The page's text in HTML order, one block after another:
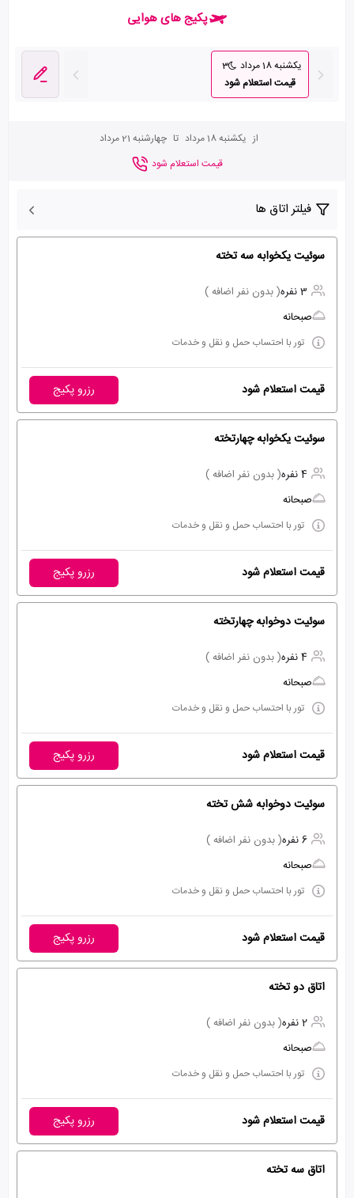
پکیج های هوایی
یکشنبه 18 مرداد
3
قیمت استعلام شود
از یکشنبه 18 مرداد تا چهارشنبه 21 مرداد
قیمت استعلام شود
فیلتر اتاق ها
سوئیت یکخوابه سه تخته
3 نفره
( بدون نفر اضافه )
صبحانه
تور با احتساب حمل و نقل و خدمات
قیمت استعلام شود رزرو پکیج
سوئیت یکخوابه چهارتخته
4 نفره
( بدون نفر اضافه )
صبحانه
تور با احتساب حمل و نقل و خدمات
قیمت استعلام شود رزرو پکیج
سوئیت دوخوابه چهارتخته
4 نفره
( بدون نفر اضافه )
صبحانه
تور با احتساب حمل و نقل و خدمات
قیمت استعلام شود رزرو پکیج
سوئیت دوخوابه شش تخته
6 نفره
( بدون نفر اضافه )
صبحانه
تور با احتساب حمل و نقل و خدمات
قیمت استعلام شود رزرو پکیج
اتاق دو تخته
2 نفره
( بدون نفر اضافه )
صبحانه
تور با احتساب حمل و نقل و خدمات
قیمت استعلام شود رزرو پکیج
اتاق سه تخته